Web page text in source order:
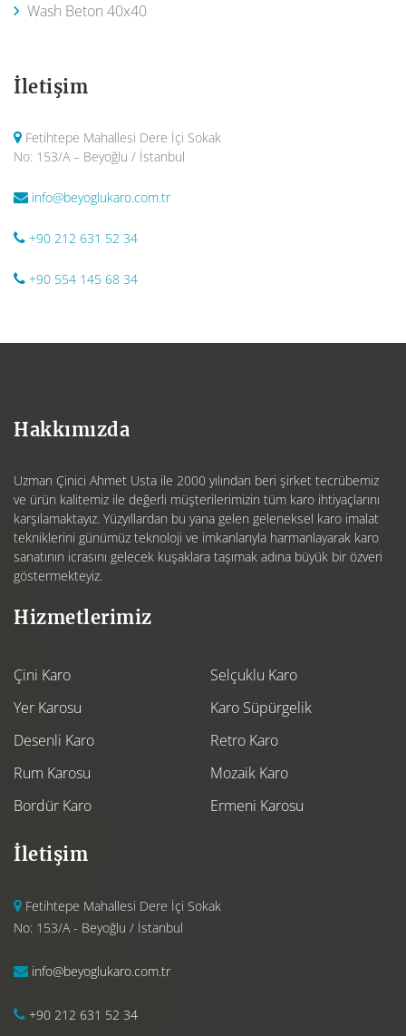
Wash Beton 40x40
İletişim
Fetihtepe Mahallesi Dere İçi Sokak
No: 153/A – Beyoğlu / İstanbul
info@beyoglukaro.com.tr
+90 212 631 52 34
+90 554 145 68 34
Hakkımızda
Uzman Çinici Ahmet Usta ile 2000 yılından beri şirket tecrübemiz
ve ürün kalitemiz ile değerli müşterilerimizin tüm karo ihtiyaçlarını
karşılamaktayız. Yüzyıllardan bu yana gelen geleneksel karo imalat
tekniklerini günümüz teknoloji ve imkanlarıyla harmanlayarak karo
sanatının icrasını gelecek kuşaklara taşımak adına büyük bir özveri
göstermekteyiz.
Hizmetlerimiz
Çini Karo
Yer Karosu
Desenli Karo
Rum Karosu
Bordür Karo
Selçuklu Karo
Karo Süpürgelik
Retro Karo
Mozaik Karo
Ermeni Karosu
İletişim
Fetihtepe Mahallesi Dere İçi Sokak
No: 153/A - Beyoğlu / İstanbul
info@beyoglukaro.com.tr
+90 212 631 52 34